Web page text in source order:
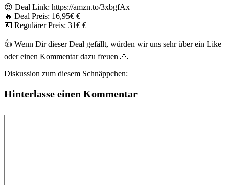
😍 Deal Link: https://amzn.to/3xbgfAx
🔥 Deal Preis: 16,95€ €
💶 Regulärer Preis: 31€ €
👍 Wenn Dir dieser Deal gefällt, würden wir uns sehr über ein Like
oder einen Kommentar dazu freuen 🙏
Diskussion zum diesem Schnäppchen:
Hinterlasse einen Kommentar